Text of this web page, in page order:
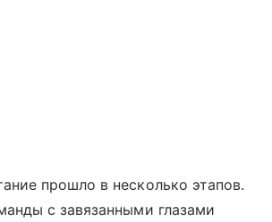
прошло в несколько этапов.
с завязанными глазами